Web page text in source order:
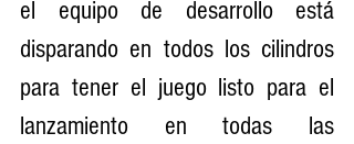
el equipo de desarrollo está
disparando en todos los cilindros
para tener el juego listo para el
lanzamiento en todas las